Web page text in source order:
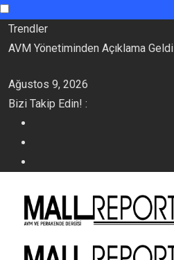
Skip
to
Trendler
AVM Yönetiminden Açıklama Geldi
Ağustos 9, 2026
Bizi Takip Edin! :